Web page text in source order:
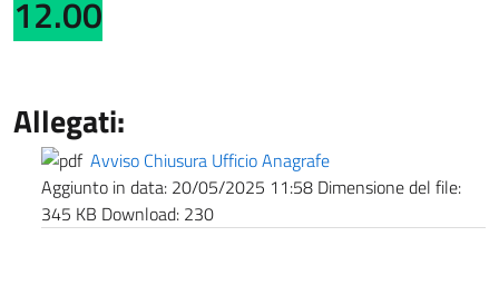
12.00
Allegati:
Avviso Chiusura Ufficio Anagrafe
Aggiunto in data: 20/05/2025 11:58 Dimensione del file:
345 KB Download: 230